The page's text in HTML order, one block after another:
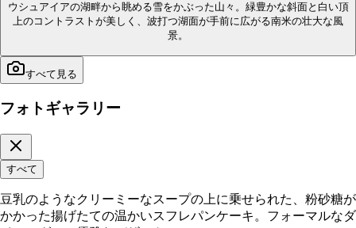
ウシュアイアの湖畔から眺める雪をかぶった山々。緑豊かな斜面と白い頂
上のコントラストが美しく、波打つ湖面が手前に広がる南米の壮大な風
景。
すべて見る
フォトギャラリー
すべて
豆乳のようなクリーミーなスープの上に乗せられた、粉砂糖が
かかった揚げたての温かいスフレパンケーキ。フォーマルなダ